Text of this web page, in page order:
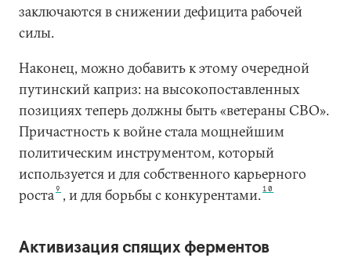
заключаются в снижении дефицита рабочей
силы.
Наконец, можно добавить к этому очередной
путинский каприз: на высокопоставленных
позициях теперь должны быть «ветераны СВО».
Причастность к войне стала мощнейшим
политическим инструментом, который
используется и для собственного карьерного
роста9 , и для борьбы с конкурентами.10
Активизация спящих ферментов